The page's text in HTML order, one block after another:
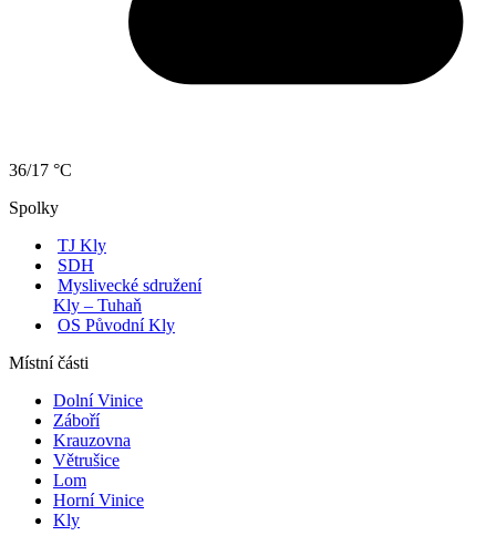
36/17 °C
Spolky
TJ Kly
SDH
Myslivecké sdružení
Kly – Tuhaň
OS Původní Kly
Místní části
Dolní Vinice
Záboří
Krauzovna
Větrušice
Lom
Horní Vinice
Kly